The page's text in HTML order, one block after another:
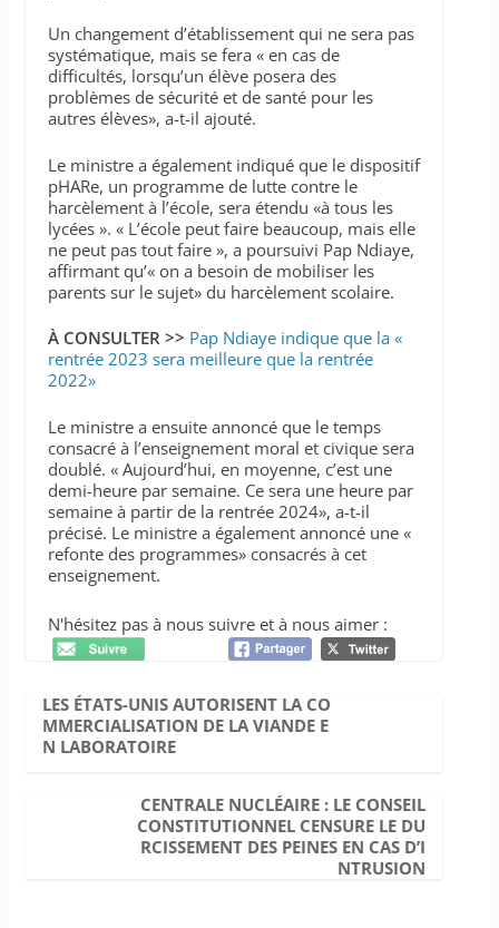
Un changement d’établissement qui ne sera pas
systématique, mais se fera « en cas de
difficultés, lorsqu’un élève posera des
problèmes de sécurité et de santé pour les
autres élèves», a-t-il ajouté.
Le ministre a également indiqué que le dispositif
pHARe, un programme de lutte contre le
harcèlement à l’école, sera étendu «à tous les
lycées ». « L’école peut faire beaucoup, mais elle
ne peut pas tout faire », a poursuivi Pap Ndiaye,
affirmant qu’« on a besoin de mobiliser les
parents sur le sujet» du harcèlement scolaire.
À CONSULTER >> Pap Ndiaye indique que la «
rentrée 2023 sera meilleure que la rentrée
2022»
Le ministre a ensuite annoncé que le temps
consacré à l’enseignement moral et civique sera
doublé. « Aujourd’hui, en moyenne, c’est une
demi-heure par semaine. Ce sera une heure par
semaine à partir de la rentrée 2024», a-t-il
précisé. Le ministre a également annoncé une «
refonte des programmes» consacrés à cet
enseignement.
N'hésitez pas à nous suivre et à nous aimer :
LES ÉTATS-UNIS AUTORISENT LA CO
MMERCIALISATION DE LA VIANDE E
N LABORATOIRE
CENTRALE NUCLÉAIRE : LE CONSEIL
CONSTITUTIONNEL CENSURE LE DU
RCISSEMENT DES PEINES EN CAS D’I
NTRUSION